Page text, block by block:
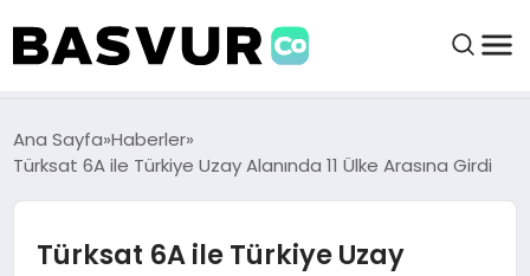
BAŞVURULAR
BAYILIKLER
Ana Sayfa Haberler
Türksat 6A ile Türkiye Uzay Alanında 11 Ülke Arasına Girdi
Türksat 6A ile Türkiye Uzay